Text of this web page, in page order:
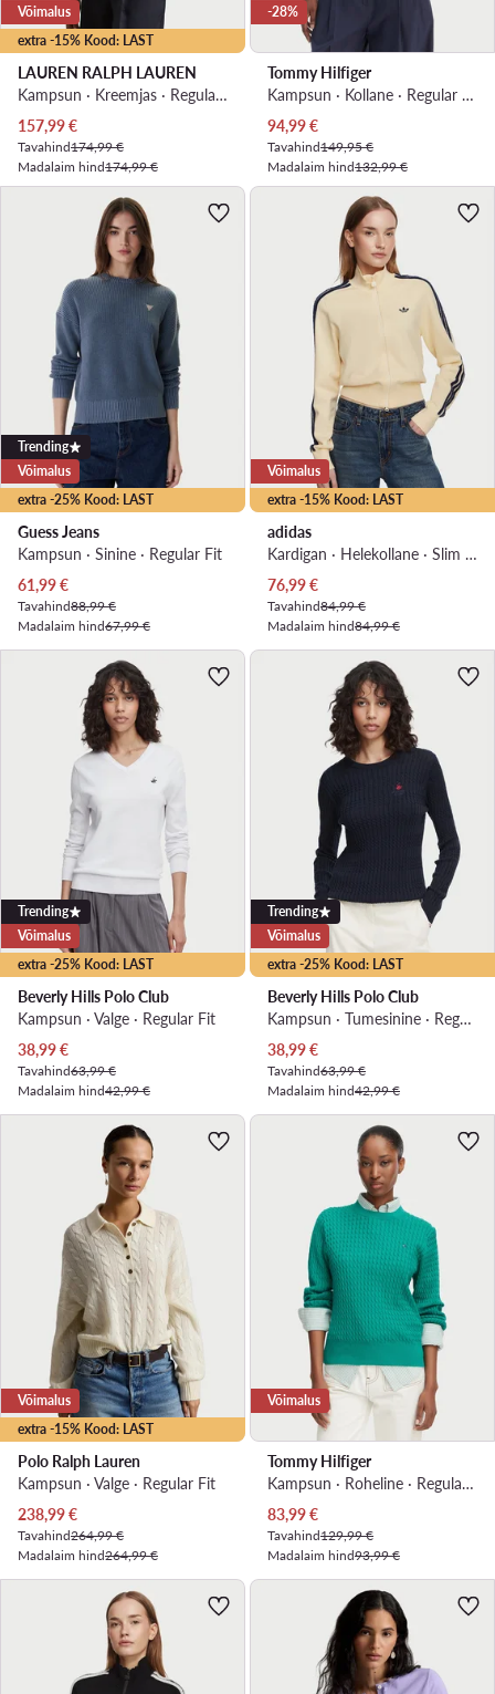
extra -15% Kood: LAST
Võimalus
LAUREN RALPH LAUREN
Kampsun · Kreemjas · Regular Fit
Praegune hind
157,99€
Tavahind174,99 €
Madalaim hind174,99 €
-28%
Tommy Hilfiger
Kampsun · Kollane · Regular Fit
Praegune hind
94,99€
Tavahind149,95 €
Madalaim hind132,99 €
extra -25% Kood: LAST
Trending
Võimalus
Guess Jeans
Kampsun · Sinine · Regular Fit
Praegune hind
61,99€
Tavahind88,99 €
Madalaim hind67,99 €
extra -15% Kood: LAST
Võimalus
adidas
Kardigan · Helekollane · Slim Fit
Praegune hind
76,99€
Tavahind84,99 €
Madalaim hind84,99 €
extra -25% Kood: LAST
Trending
Võimalus
Beverly Hills Polo Club
Kampsun · Valge · Regular Fit
Praegune hind
38,99€
Tavahind63,99 €
Madalaim hind42,99 €
extra -25% Kood: LAST
Trending
Võimalus
Beverly Hills Polo Club
Kampsun · Tumesinine · Regular Fit
Praegune hind
38,99€
Tavahind63,99 €
Madalaim hind42,99 €
extra -15% Kood: LAST
Võimalus
Polo Ralph Lauren
Kampsun · Valge · Regular Fit
Praegune hind
238,99€
Tavahind264,99 €
Madalaim hind264,99 €
Võimalus
Tommy Hilfiger
Kampsun · Roheline · Regular Fit
Praegune hind
83,99€
Tavahind129,99 €
Madalaim hind93,99 €